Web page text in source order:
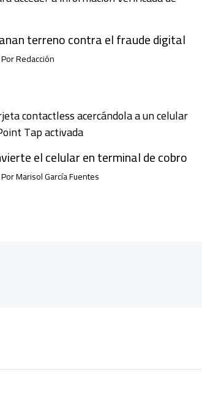
terreno contra el fraude digital
PorRedacción
el celular en terminal de cobro
PorMarisol García Fuentes